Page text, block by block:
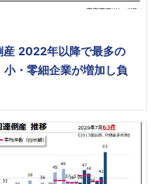
2022年以降で最多の
・零細企業が増加し負